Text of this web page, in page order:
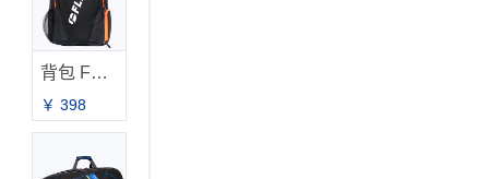
背包 FB-2021
￥ 398